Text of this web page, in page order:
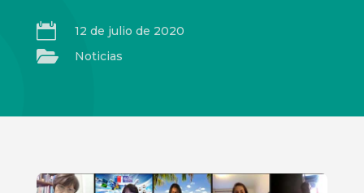
 12 de julio de 2020
 Noticias